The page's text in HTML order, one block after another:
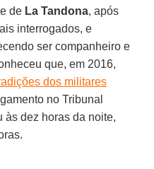
de La Tandona, após
interrogados, e
ser companheiro e
que, em 2016,
dos militares
no Tribunal
às dez horas da noite,